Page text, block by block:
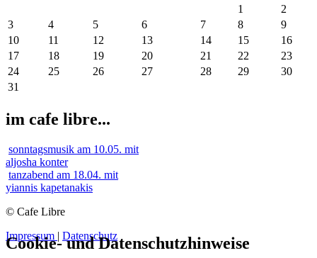
1
2
3
4 5 6 7 8
9
10
11 12 13 14 15
16
17
18 19 20 21 22
23
24
25 26 27 28 29
30
31
im cafe libre...
sonntagsmusik am 10.05. mit
aljosha konter
tanzabend am 18.04. mit
yiannis kapetanakis
© Cafe Libre
Impressum | Datenschutz
Cookie- und Datenschutzhinweise